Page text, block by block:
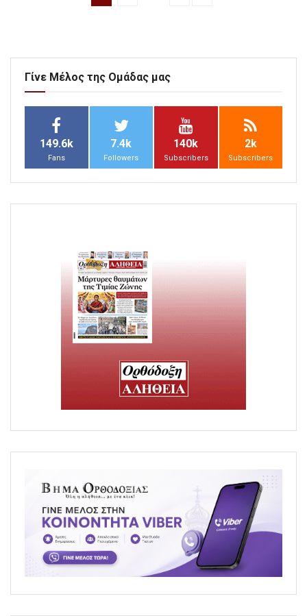
Γίνε Μέλος της Ομάδας μας
149.6k
Fans
7.4k
Followers
140k
Subscribers
2k
Subscribers